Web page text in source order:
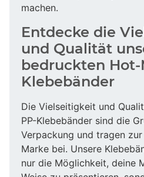
machen.
Entdecke die
und Qualität
bedruckten Hot-
Klebebänder
Die Vielseitigkeit und
PP-Klebebänder sind die
Verpackung und tragen
Marke bei. Unsere
nur die Möglichkeit, deine